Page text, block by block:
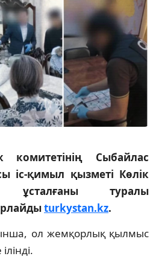
комитетінің Сыбайлас
іс-қимыл қызметі Көлік
ұсталғаны туралы
turkystan.kz.
ол жемқорлық қылмыс